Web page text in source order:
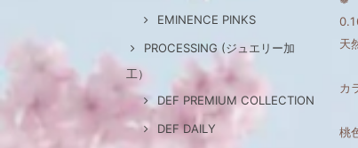
EMINENCE PINKS
PROCESSING (ジュエリー加
工）
DEF PREMIUM COLLECTION
DEF DAILY
天
カ
桃